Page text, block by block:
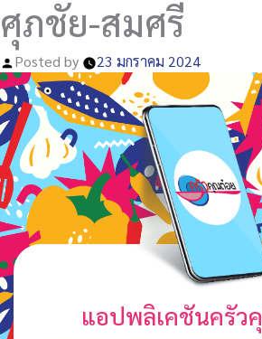
ศุภชัย-สมศรี
Posted by 23 มกราคม 2024
แอปพลิเคชันครัว